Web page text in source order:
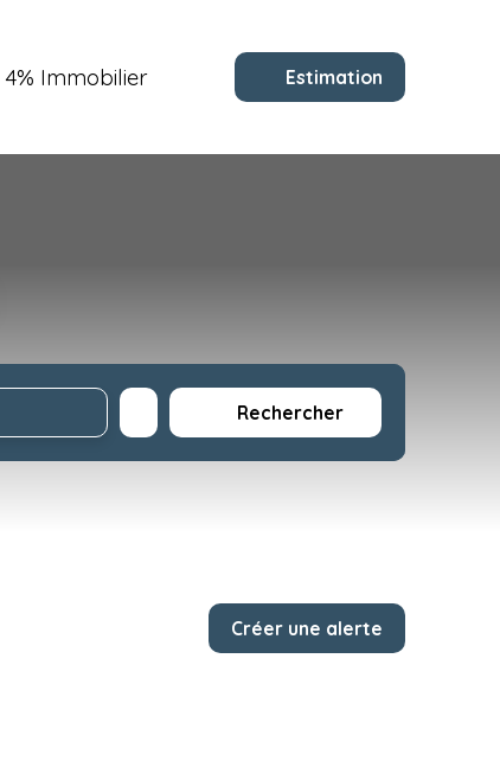
4% Immobilier Estimation
Rechercher
Créer une alerte